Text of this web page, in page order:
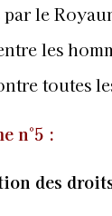
le
les
toutes
n°5 :
des